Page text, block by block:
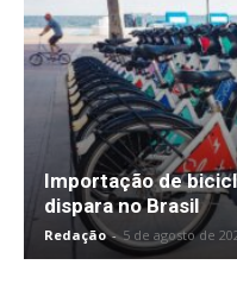
Importação de
dispara no Brasil
Redação - 5 de agosto de